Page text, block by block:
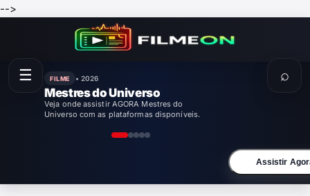
-->
FILME • 2026
Mestres do Universo
Veja onde assistir AGORA Mestres do
Universo com as plataformas disponíveis.
Assistir
☰ ⌕